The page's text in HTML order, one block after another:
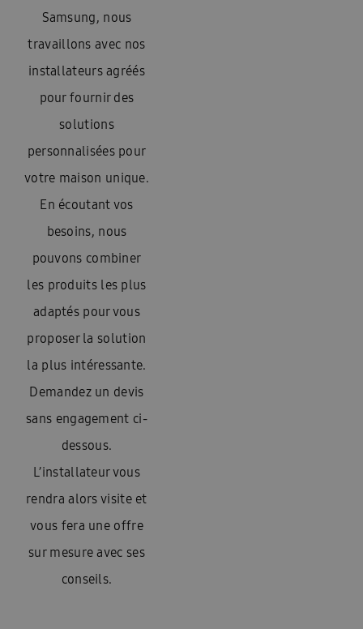
Samsung, nous
travaillons avec nos
installateurs agréés
pour fournir des
solutions
personnalisées pour
votre maison unique.
En écoutant vos
besoins, nous
pouvons combiner
les produits les plus
adaptés pour vous
proposer la solution
la plus intéressante.
Demandez un devis
sans engagement ci-
dessous.
L’installateur vous
rendra alors visite et
vous fera une offre
sur mesure avec ses
conseils.